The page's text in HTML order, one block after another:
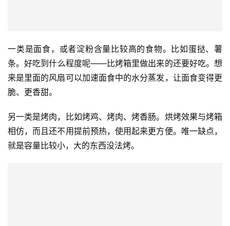
一类是面食，或者淀粉含量比较高的食物。比如蛋挞、薯
条。好吃到什么程度呢——比烤箱里做出来的还要好吃。想
来是里面的风扇可以加速面食中的水分蒸发，让面食变得更
脆、更香甜。
另一类是烤肉，比如烤鸡、烤肉、烤香肠。烘烤效果与烤箱
相仿，而且还不用提前预热，使用起来更方便。唯一缺点，
就是容量比较小，大的东西没法烤。